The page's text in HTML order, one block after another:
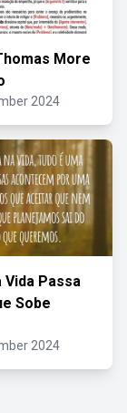
More
2024
Vida Passa
Sobe
2024